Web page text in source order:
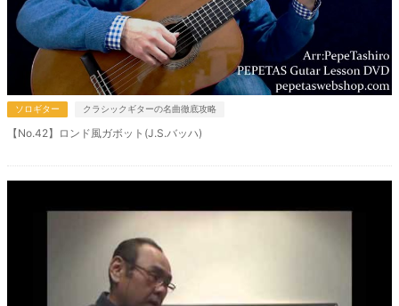
ソロギター クラシックギターの名曲徹底攻略
【No.42】ロンド風ガボット(J.S.バッハ)